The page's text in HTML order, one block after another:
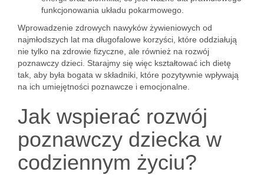
funkcjonowania układu pokarmowego.
Wprowadzenie zdrowych nawyków żywieniowych od
najmłodszych lat ma długofalowe korzyści, które oddziałują
nie tylko na zdrowie fizyczne, ale również na rozwój
poznawczy dzieci. Starajmy się więc kształtować ich dietę
tak, aby była bogata w składniki, które pozytywnie wpływają
na ich umiejętności poznawcze i emocjonalne.
Jak wspierać rozwój
poznawczy dziecka w
codziennym życiu?